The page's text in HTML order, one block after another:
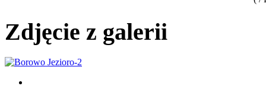
Zdjęcie z galerii